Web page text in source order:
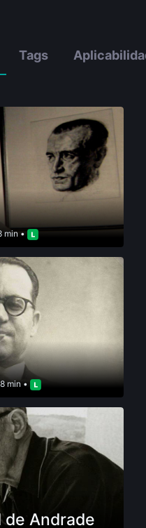
Tags
min •
min •
de Andrade